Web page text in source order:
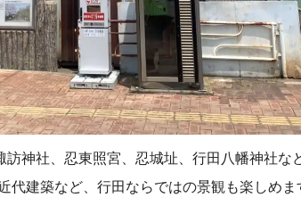
神社、忍東照宮、忍城址、行田八幡神社な
代建築など、行田ならではの景観も楽しめ